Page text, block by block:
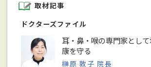
取材記事
ドクターズファイル
耳・鼻・喉の専門家とし
康を守る
榊原 敦子 院長